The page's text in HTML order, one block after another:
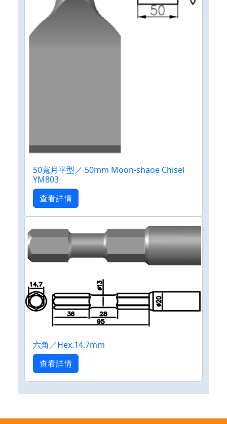
50寬月平型／ 50mm Moon-shaoe Chisel
YM803
查看詳情
六角／Hex.14.7mm
查看詳情